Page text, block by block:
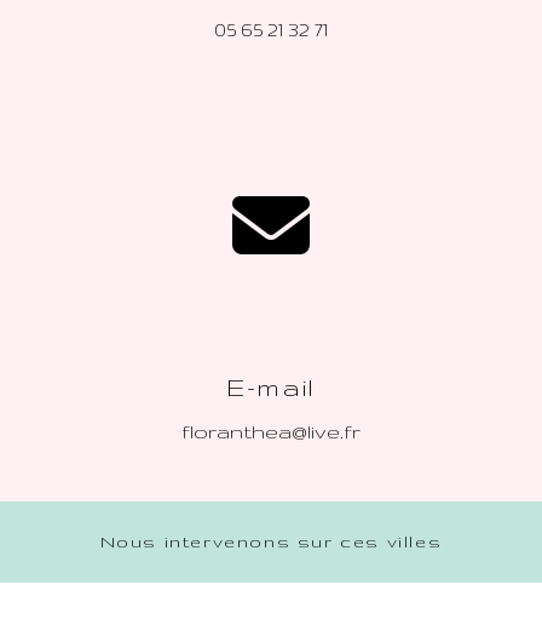
05 65 21 32 71
E-mail
floranthea@live.fr
Nous intervenons sur ces villes